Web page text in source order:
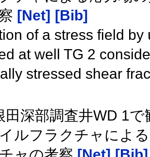
[Net] [Bib]
of a stress field
at well TG 2
stressed shear
田深部調査井WD 1
ルフラクチャによ